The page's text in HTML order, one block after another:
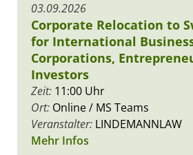
03.09.2026
Corporate Relocation to
for International
Corporations,
Investors
Zeit: 11:00 Uhr
Ort: Online / MS Teams
Veranstalter: LINDEMANNLAW
Mehr Infos